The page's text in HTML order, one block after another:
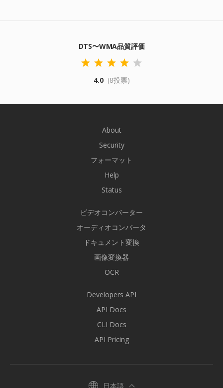
DTS〜WMA品質評価
4.0 (8投票)
About
Security
フォーマット
Help
Status
ビデオコンバーター
オーディオコンバータ
ドキュメント変換
画像変換器
OCR
Developers API
API Docs
CLI Docs
API Pricing
日本語